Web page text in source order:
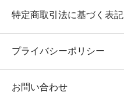
特定商取引法に基づく表記
プライバシーポリシー
お問い合わせ